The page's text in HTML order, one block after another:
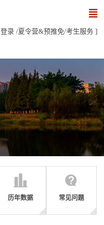
登录 /夏令营&预推免/考生服务 ]
历年数据 常见问题